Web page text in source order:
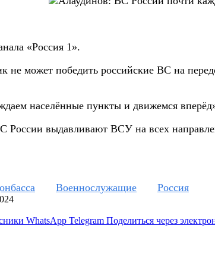
«Россия 1».
не может победить российские ВС на
населённые пункты и движемся
России выдавливают ВСУ на всех
Военнослужащие Россия
WhatsApp Telegram Поделиться через